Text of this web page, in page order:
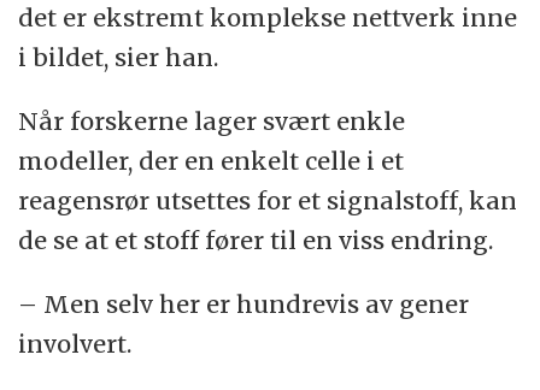
det er ekstremt komplekse nettverk inne
i bildet, sier han.
Når forskerne lager svært enkle
modeller, der en enkelt celle i et
reagensrør utsettes for et signalstoff, kan
de se at et stoff fører til en viss endring.
– Men selv her er hundrevis av gener
involvert.